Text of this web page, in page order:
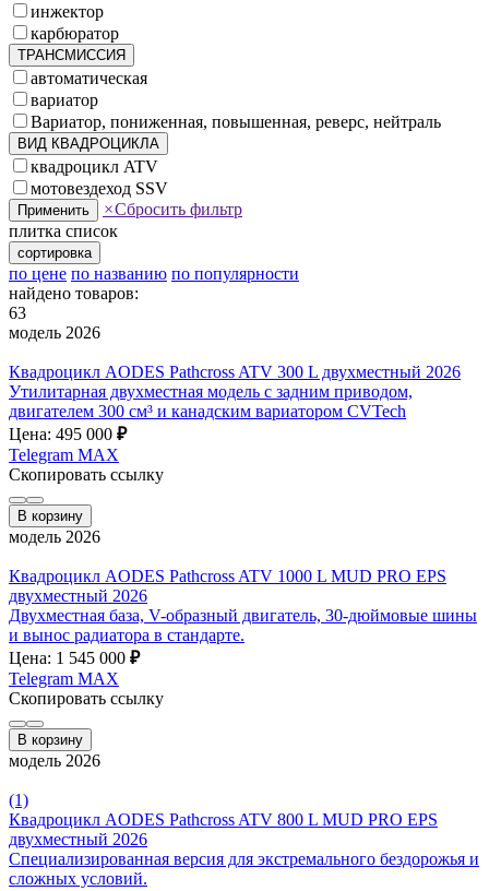
инжектор
карбюратор
ТРАНСМИССИЯ
автоматическая
вариатор
Вариатор, пониженная, повышенная, реверс, нейтраль
ВИД КВАДРОЦИКЛА
квадроцикл ATV
мотовездеход SSV
Применить ×Сбросить фильтр
плитка список
сортировка
по цене по названию по популярности
найдено товаров:
63
модель 2026
Квадроцикл AODES Pathcross ATV 300 L двухместный 2026
Утилитарная двухместная модель с задним приводом,
двигателем 300 см³ и канадским вариатором CVTech
Цена: 495 000 ₽
Telegram MAX
Скопировать ссылку
В корзину
модель 2026
Квадроцикл AODES Pathcross ATV 1000 L MUD PRO EPS
двухместный 2026
Двухместная база, V-образный двигатель, 30-дюймовые шины
и вынос радиатора в стандарте.
Цена: 1 545 000 ₽
Telegram MAX
Скопировать ссылку
В корзину
модель 2026
(1)
Квадроцикл AODES Pathcross ATV 800 L MUD PRO EPS
двухместный 2026
Специализированная версия для экстремального бездорожья и
сложных условий.